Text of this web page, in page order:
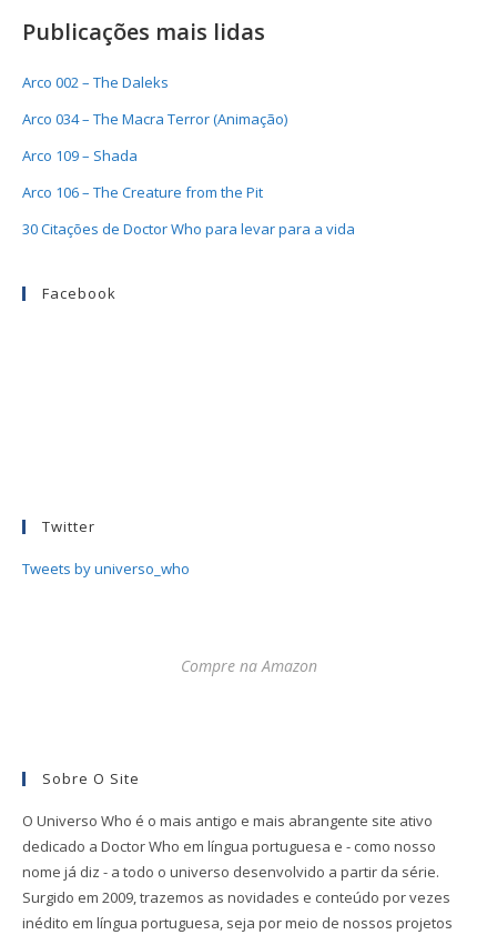
Publicações mais lidas
Arco 002 – The Daleks
Arco 034 – The Macra Terror (Animação)
Arco 109 – Shada
Arco 106 – The Creature from the Pit
30 Citações de Doctor Who para levar para a vida
Facebook
Twitter
Tweets by universo_who
Compre na Amazon
Sobre O Site
O Universo Who é o mais antigo e mais abrangente site ativo
dedicado a Doctor Who em língua portuguesa e - como nosso
nome já diz - a todo o universo desenvolvido a partir da série.
Surgido em 2009, trazemos as novidades e conteúdo por vezes
inédito em língua portuguesa, seja por meio de nossos projetos